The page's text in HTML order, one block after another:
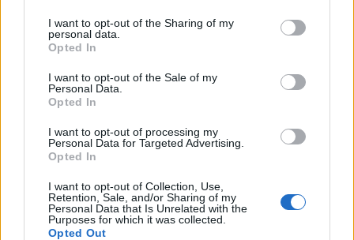
not limited to your visit or usage behaviour. You may click to
grant or deny consent to Google and its third-party tags to
use your data for below specified purposes in below Google
consent section.
I want to opt-out of the Sharing of my
personal data.
Opted In
I want to opt-out of the Sale of my
Personal Data.
Opted In
I want to opt-out of processing my
Personal Data for Targeted Advertising.
Opted In
I want to opt-out of Collection, Use,
Retention, Sale, and/or Sharing of my
Personal Data that Is Unrelated with the
Purposes for which it was collected.
Opted Out
Club sociali a pagamento: vantaggi e svantaggi di un
nuovo modo di socializzare
Cristian Castiglioni · 5 Ago 2026
PEOPLE NEWS